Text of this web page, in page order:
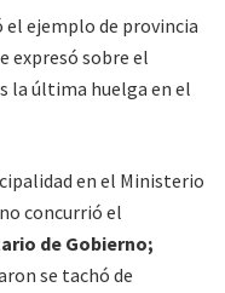
el ejemplo de provincia
expresó sobre el
la última huelga en el
en el Ministerio
concurrió el
de Gobierno;
se tachó de